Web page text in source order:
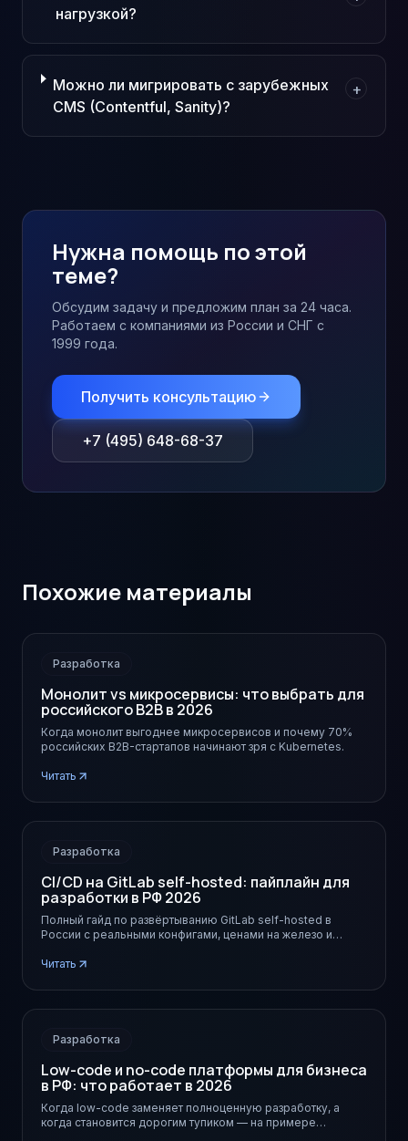
нагрузкой?
Можно ли мигрировать с зарубежных
CMS (Contentful, Sanity)?
+
Нужна помощь по этой
теме?
Обсудим задачу и предложим план за 24 часа.
Работаем с компаниями из России и СНГ с
1999 года.
Получить консультацию
+7 (495) 648-68-37
Похожие материалы
Разработка
Монолит vs микросервисы: что выбрать для
российского B2B в 2026
Когда монолит выгоднее микросервисов и почему 70%
российских B2B-стартапов начинают зря с Kubernetes.
Читать
Разработка
CI/CD на GitLab self-hosted: пайплайн для
разработки в РФ 2026
Полный гайд по развёртыванию GitLab self-hosted в
России с реальными конфигами, ценами на железо и
Читать
Разработка
Low-code и no-code платформы для бизнеса
в РФ: что работает в 2026
Когда low-code заменяет полноценную разработку, а
когда становится дорогим тупиком — на примере